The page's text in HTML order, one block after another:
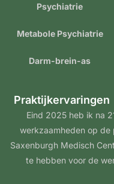
Psychiatrie
Metabole Psychiatrie
Darm-brein-as
Praktijkervaringen
Eind 2025 heb ik na
werkzaamheden op de
Saxenburgh Medisch
te hebben voor de